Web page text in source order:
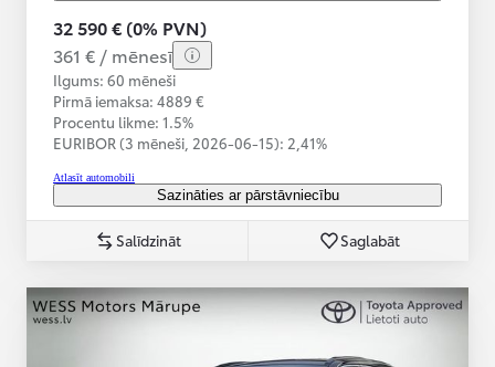
32 590 € (0% PVN)
361 € / mēnesī
Ilgums: 60 mēneši
Pirmā iemaksa: 4889 €
Procentu likme: 1.5%
EURIBOR (3 mēneši, 2026-06-15): 2,41%
Atlasīt automobili
Sazināties ar pārstāvniecību
Salīdzināt Saglabāt